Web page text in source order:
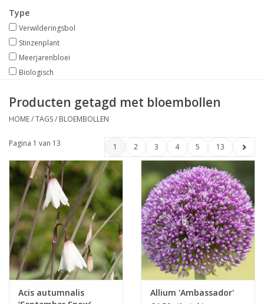
Type
Verwilderingsbol
Stinzenplant
Meerjarenbloei
Biologisch
Producten getagd met bloembollen
HOME/TAGS/ BLOEMBOLLEN
Pagina 1 van 13 1 2 3 4 5 13
Acis autumnalis
Allium 'Ambassador'